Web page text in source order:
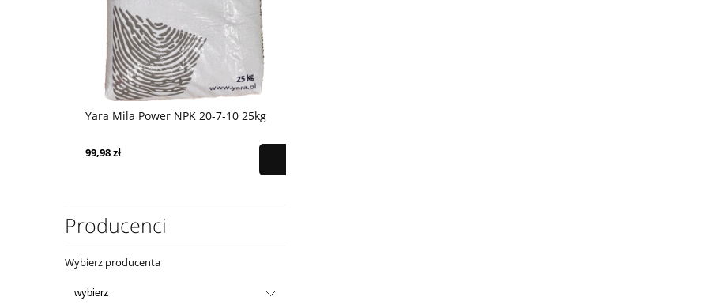
Yara Mila Power NPK 20-7-10 25kg
99,98 zł
Producenci
Wybierz producenta